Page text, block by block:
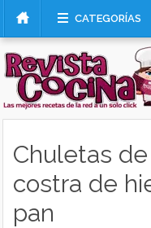
CATEGORÍAS
Chuletas
costra de
pan